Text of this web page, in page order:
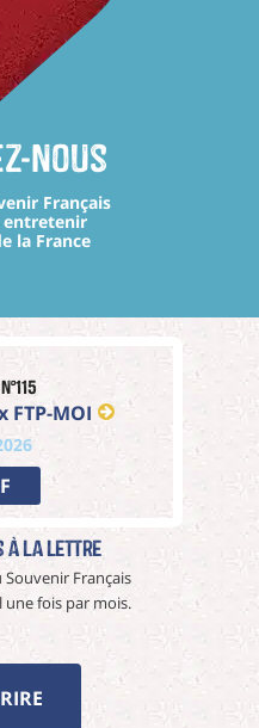
nous
Français
entretenir
la France
FTP-MOI
à La Lettre
Souvenir Français
fois par mois.